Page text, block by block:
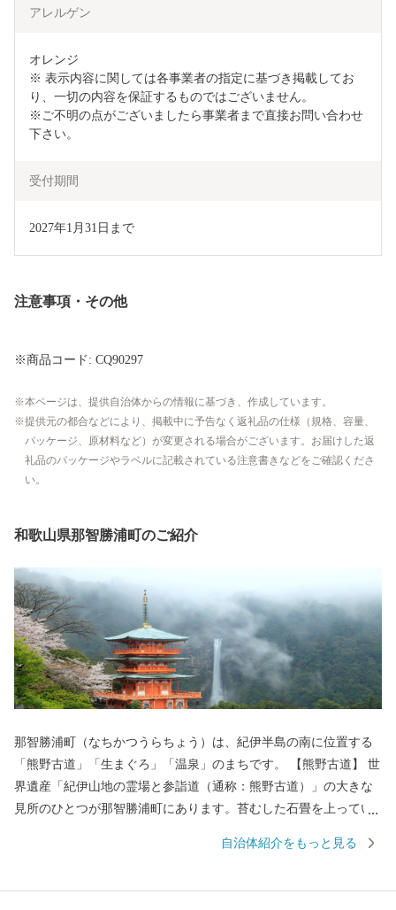
アレルゲン
オレンジ
※ 表示内容に関しては各事業者の指定に基づき掲載してお
り、一切の内容を保証するものではございません。
※ご不明の点がございましたら事業者まで直接お問い合わせ
下さい。
受付期間
2027年1月31日まで
注意事項・その他
※商品コード: CQ90297
本ページは、提供自治体からの情報に基づき、作成しています。
提供元の都合などにより、掲載中に予告なく返礼品の仕様（規格、容量、
パッケージ、原材料など）が変更される場合がございます。お届けした返
礼品のパッケージやラベルに記載されている注意書きなどをご確認くださ
い。
和歌山県那智勝浦町のご紹介
那智勝浦町（なちかつうらちょう）は、紀伊半島の南に位置する
「熊野古道」「生まぐろ」「温泉」のまちです。 【熊野古道】 世
界遺産「紀伊山地の霊場と参詣道（通称：熊野古道）」の大きな
見所のひとつが那智勝浦町にあります。苔むした石畳を上ってい
札所である「那智山青岸渡寺」、そして日本一の落差133mを誇る
自治体紹介をもっと見る